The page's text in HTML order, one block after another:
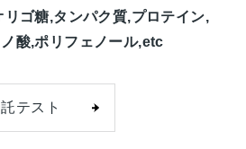
リゴ糖,タンパク質,プロテイン,
酸,ポリフェノール,etc
テスト